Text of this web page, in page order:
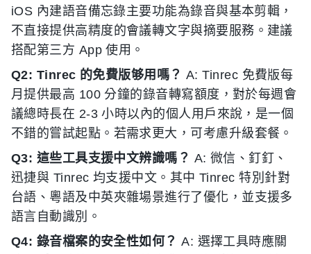
iOS 內建語音備忘錄主要功能為錄音與基本剪輯，
不直接提供高精度的會議轉文字與摘要服務。建議
搭配第三方 App 使用。
Q2: Tinrec 的免費版够用嗎？ A: Tinrec 免費版每
月提供最高 100 分鐘的錄音轉寫額度，對於每週會
議總時長在 2-3 小時以內的個人用戶來說，是一個
不錯的嘗試起點。若需求更大，可考慮升級套餐。
Q3: 這些工具支援中文辨識嗎？ A: 微信、釘釘、
迅捷與 Tinrec 均支援中文。其中 Tinrec 特別針對
台語、粵語及中英夾雜場景進行了優化，並支援多
語言自動識別。
Q4: 錄音檔案的安全性如何？ A: 選擇工具時應關